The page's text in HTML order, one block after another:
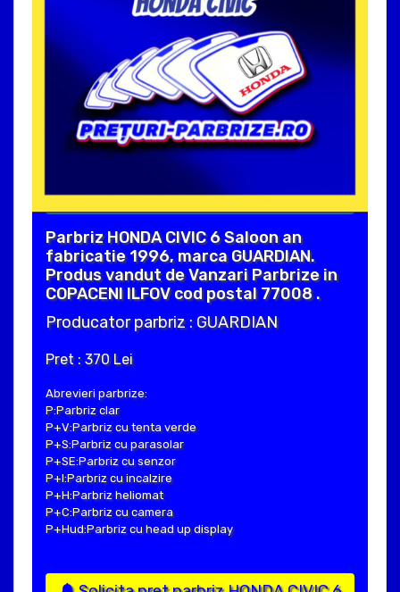
Parbriz HONDA CIVIC 6 Saloon an
fabricatie 1996, marca GUARDIAN.
Produs vandut de Vanzari Parbrize in
COPACENI ILFOV cod postal 77008 .
Producator parbriz : GUARDIAN
Pret : 370 Lei
Abrevieri parbrize:
P:Parbriz clar
P+V:Parbriz cu tenta verde
P+S:Parbriz cu parasolar
P+SE:Parbriz cu senzor
P+I:Parbriz cu incalzire
P+H:Parbriz heliomat
P+C:Parbriz cu camera
P+Hud:Parbriz cu head up display